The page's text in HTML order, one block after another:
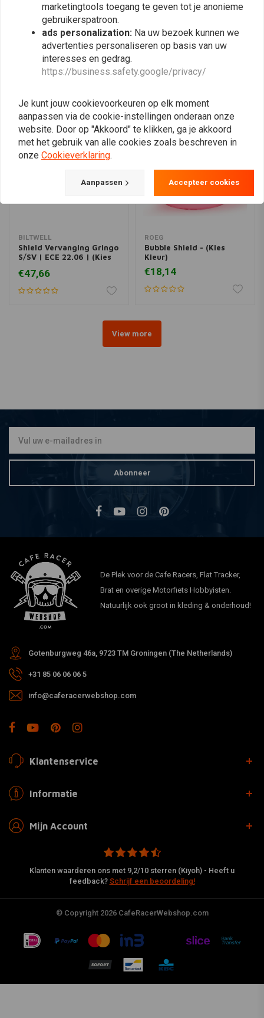
Plaats ook een review
BILTWELL
Shield Vervanging Gringo
S/SV | ECE 22.06 | (Kies
€47,66
ROEG
Bubble Shield - (Kies
Kleur)
€18,14
View more
Abonneer
De Plek voor de Cafe Racers, Flat Tracker,
Brat en overige Motorfiets Hobbyisten.
Natuurlijk ook groot in kleding & onderhoud!
Gotenburgweg 46a, 9723 TM Groningen (The Netherlands)
+31 85 06 06 06 5
info@caferacerwebshop.com
Klantenservice
Informatie
Mijn Account
Klanten waarderen ons met 9,2/10 sterren (Kiyoh) - Heeft u
feedback? Schrijf een beoordeling!
© Copyright 2026 CafeRacerWebshop.com
marketingtools toegang te geven tot je anonieme
gebruikerspatroon.
ads personalization: Na uw bezoek kunnen we
advertenties personaliseren op basis van uw
interesses en gedrag.
https://business.safety.google/privacy/
Je kunt jouw cookievoorkeuren op elk moment
aanpassen via de cookie-instellingen onderaan onze
website. Door op "Akkoord" te klikken, ga je akkoord
met het gebruik van alle cookies zoals beschreven in
onze Cookieverklaring.
Aanpassen Accepteer cookies